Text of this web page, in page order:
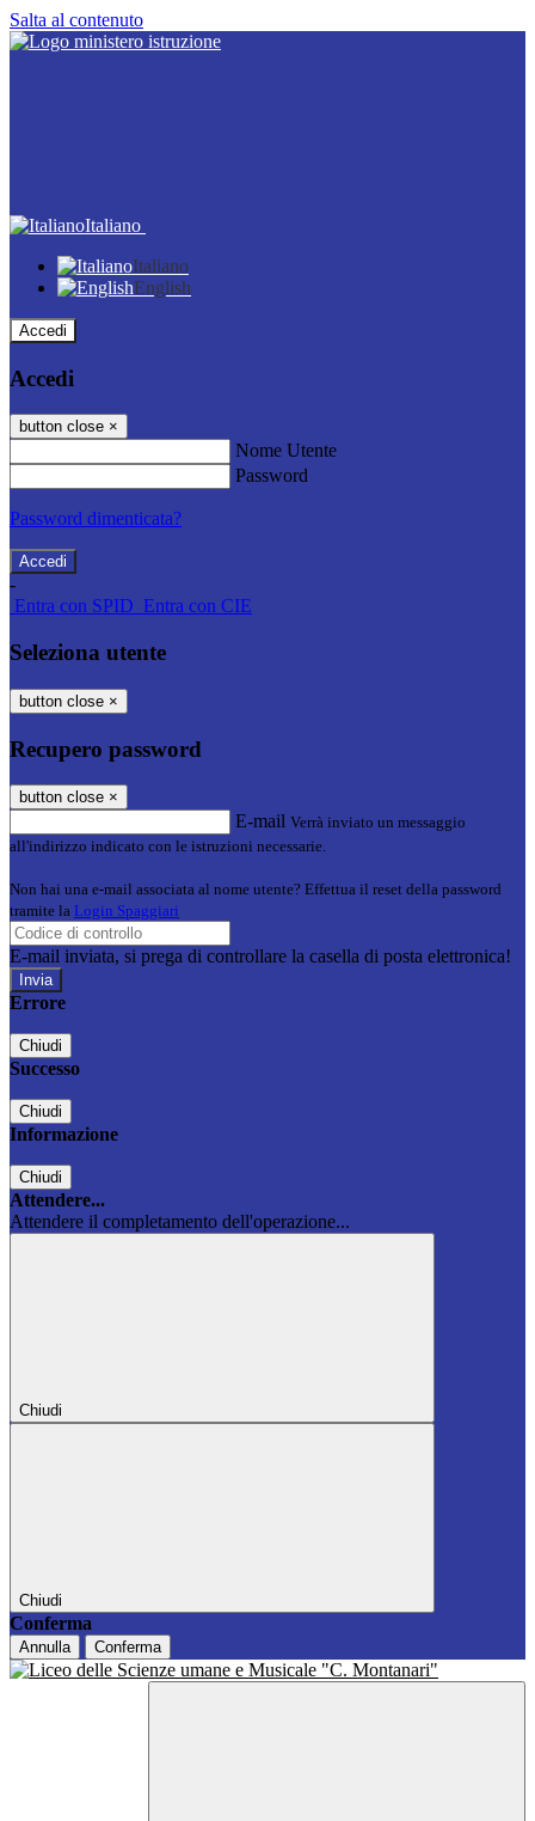
Salta al contenuto
Italiano
Italiano
English
Accedi
Accedi
button close ×
Nome Utente
Password
Password dimenticata?
-
Entra con SPID Entra con CIE
Seleziona utente
button close ×
Recupero password
button close ×
E-mail Verrà inviato un messaggio
all'indirizzo indicato con le istruzioni necessarie.
Non hai una e-mail associata al nome utente? Effettua il reset della password
tramite la Login Spaggiari
E-mail inviata, si prega di controllare la casella di posta elettronica!
Errore
Chiudi
Successo
Chiudi
Informazione
Chiudi
Attendere...
Attendere il completamento dell'operazione...
Chiudi
Chiudi
Conferma
Annulla Conferma